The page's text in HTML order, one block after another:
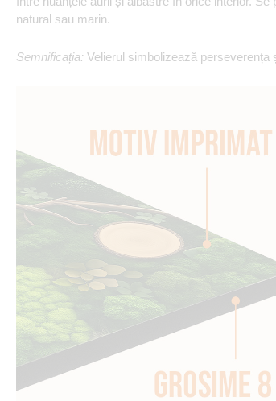
natural sau marin.
Semnificația: Velierul simbolizează perseverența